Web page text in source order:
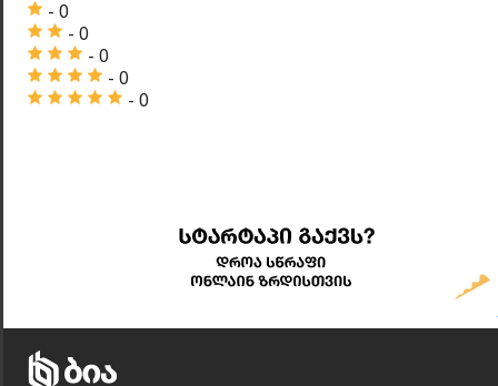
- 0
- 0
- 0
- 0
- 0